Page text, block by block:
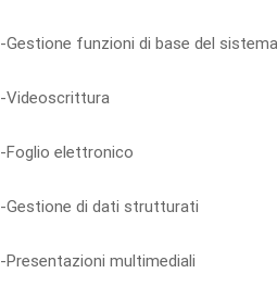
-Gestione funzioni di base del
-Videoscrittura
-Foglio elettronico
-Gestione di dati strutturati
-Presentazioni multimediali